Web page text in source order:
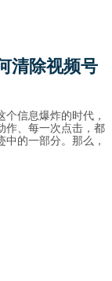
清除视频号
信息爆炸的时代，
作、每一次点击，都
的一部分。那么，